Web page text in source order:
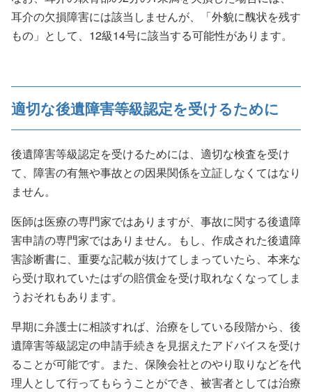
耳介の欠損障害には該当しませんが、「外貌に醜状を残す
もの」として、12級14号に該当する可能性があります。
適切な後遺障害等級認定を受けるために
後遺障害等級認定を受けるためには、適切な検査を受け
て、障害の有無や事故との因果関係を立証しなくてはなり
ません。
医師は医療の専門家ではありますが、事故に関する後遺障
害申請の専門家ではありません。もし、作成された後遺障
害診断書に、重要な記載が抜けてしまっていたら、本来な
ら受け取れていたはずの賠償金を受け取れなくなってしま
うおそれもあります。
早期に弁護士に相談すれば、治療をしている段階から、後
遺障害等級認定の申請手続きを見据えたアドバイスを受け
ることが可能です。また、保険会社とのやり取りなどを代
理人として行ってもらうことができ、被害者としては治療